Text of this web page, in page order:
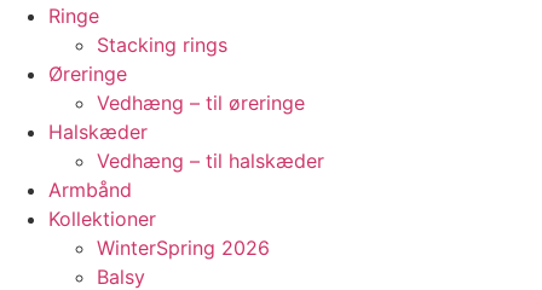
Ringe
Stacking rings
Øreringe
Vedhæng – til øreringe
Halskæder
Vedhæng – til halskæder
Armbånd
Kollektioner
WinterSpring 2026
Balsy